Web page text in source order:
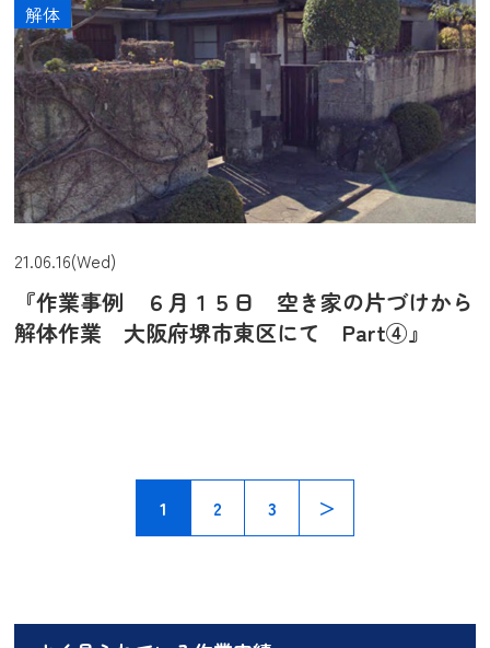
21.06.16(Wed)
『作業事例 ６月１５日 空き家の片づけから
解体作業 大阪府堺市東区にて Part④』
解体
1 2 3 ＞